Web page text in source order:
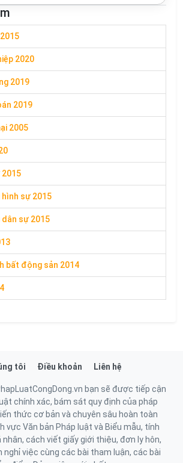
2020
2019
2019
2005
2015
sự 2015
sự 2015
bất động sản 2014
tôi Điều khoản Liên hệ
bạn sẽ được tiếp cận
chính xác, bám sát quy định của pháp
thức cơ bản và chuyên sâu hoàn toàn
vực Văn bản Pháp luật và Biểu mẫu, tính
cách viết giấy giới thiệu, đơn ly hôn,
nghỉ việc cùng các bài tham luận, các bài